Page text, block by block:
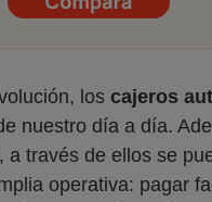
los cajeros
nuestro día a día.
a través de ellos se
operativa: pagar